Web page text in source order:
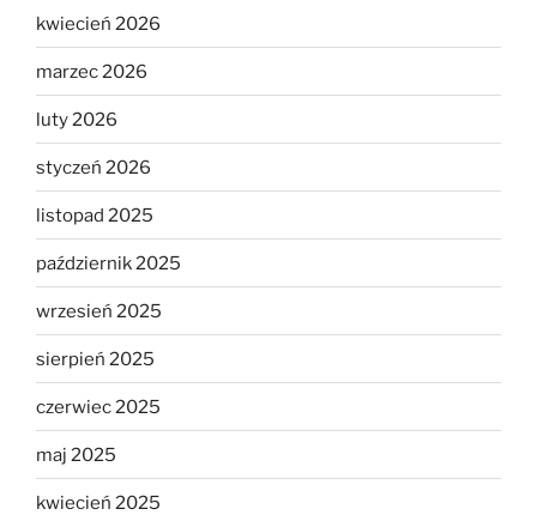
kwiecień 2026
marzec 2026
luty 2026
styczeń 2026
listopad 2025
październik 2025
wrzesień 2025
sierpień 2025
czerwiec 2025
maj 2025
kwiecień 2025